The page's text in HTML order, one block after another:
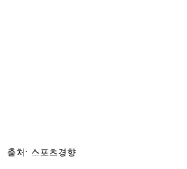
출처: 스포츠경향